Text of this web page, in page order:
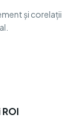
și corelații